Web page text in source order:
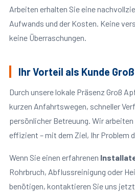
Arbeiten erhalten Sie eine
Aufwands und der Kosten. Keine
keine Überraschungen.
Ihr Vorteil als Kunde
Durch unsere lokale Präsenz Groß
kurzen Anfahrtswegen, schneller
persönlicher Betreuung. Wir
effizient – mit dem Ziel, Ihr Problem
Wenn Sie einen erfahrenen
Rohrbruch, Abflussreinigung oder
benötigen, kontaktieren Sie uns